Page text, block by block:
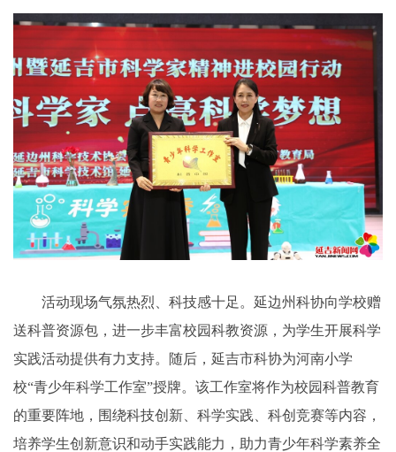
活动现场气氛热烈、科技感十足。延边州科协向学校赠
送科普资源包，进一步丰富校园科教资源，为学生开展科学
实践活动提供有力支持。随后，延吉市科协为河南小学
校“青少年科学工作室”授牌。该工作室将作为校园科普教育
的重要阵地，围绕科技创新、科学实践、科创竞赛等内容，
培养学生创新意识和动手实践能力，助力青少年科学素养全